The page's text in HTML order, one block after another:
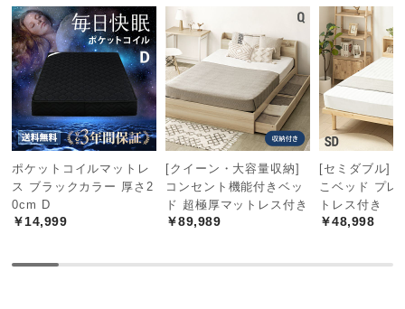
サ
ー
ビ
ス
に
つ
い
搬
入
路
ポケットコイルマットレ
ス ブラックカラー 厚さ2
0cm D
￥14,999
[クイーン・大容量収納]
コンセント機能付きベッ
ド 超極厚マットレス付き
￥89,989
[セミダブル]
こベッド プレ
トレス付き
￥48,998